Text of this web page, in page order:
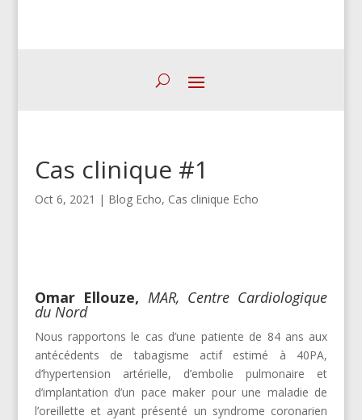
Cas clinique #1
Oct 6, 2021 | Blog Echo, Cas clinique Echo
Omar Ellouze, MAR, Centre Cardiologique
du Nord
Nous rapportons le cas d’une patiente de 84 ans aux
antécédents de tabagisme actif estimé à 40PA,
d’hypertension artérielle, d’embolie pulmonaire et
d’implantation d’un pace maker pour une maladie de
l’oreillette et ayant présenté un syndrome coronarien